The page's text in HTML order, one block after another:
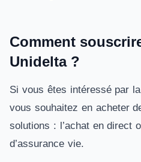
Comment
Unidelta ?
Si vous êtes intéressé par
vous souhaitez en acheter
solutions : l’achat en direct
d’assurance vie.